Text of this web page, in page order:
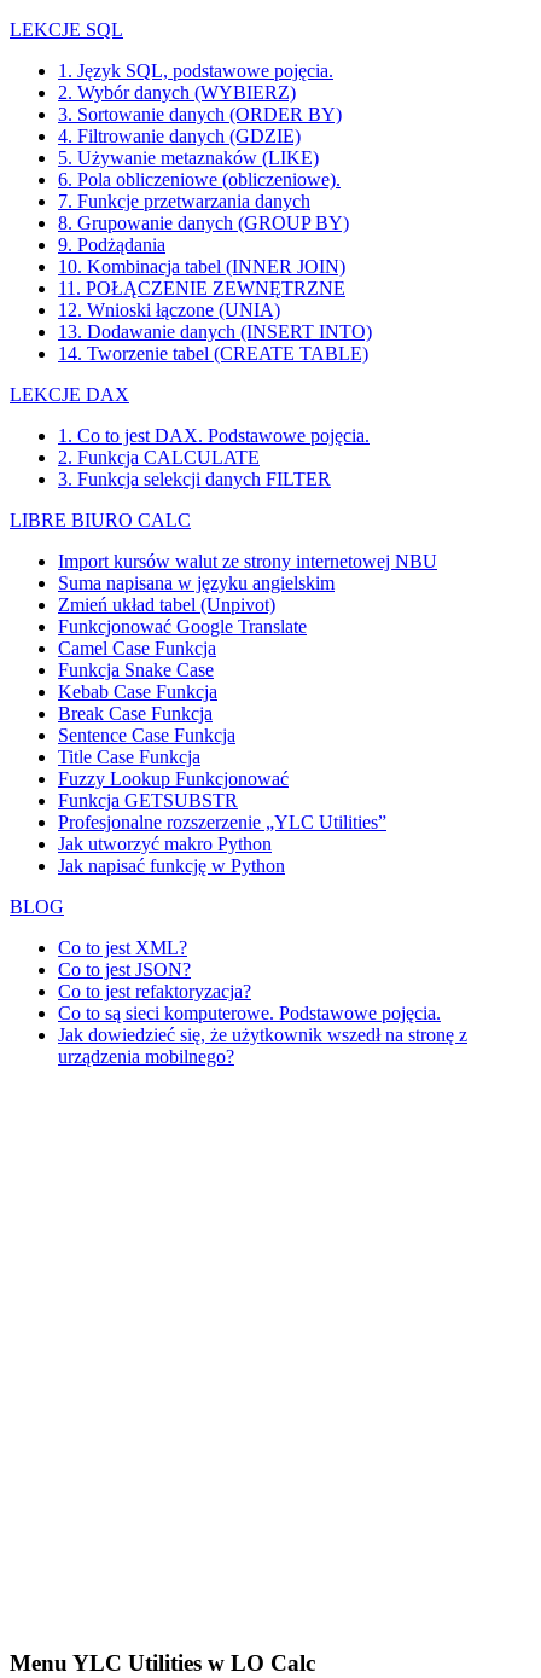
LEKCJE SQL
1. Język SQL, podstawowe pojęcia.
2. Wybór danych (WYBIERZ)
3. Sortowanie danych (ORDER BY)
4. Filtrowanie danych (GDZIE)
5. Używanie metaznaków (LIKE)
6. Pola obliczeniowe (obliczeniowe).
7. Funkcje przetwarzania danych
8. Grupowanie danych (GROUP BY)
9. Podżądania
10. Kombinacja tabel (INNER JOIN)
11. POŁĄCZENIE ZEWNĘTRZNE
12. Wnioski łączone (UNIA)
13. Dodawanie danych (INSERT INTO)
14. Tworzenie tabel (CREATE TABLE)
LEKCJE DAX
1. Co to jest DAX. Podstawowe pojęcia.
2. Funkcja CALCULATE
3. Funkcja selekcji danych FILTER
LIBRE BIURO CALC
Import kursów walut ze strony internetowej NBU
Suma napisana w języku angielskim
Zmień układ tabel (Unpivot)
Funkcjonować Google Translate
Camel Case Funkcja
Funkcja Snake Case
Kebab Case Funkcja
Break Case Funkcja
Sentence Case Funkcja
Title Case Funkcja
Fuzzy Lookup Funkcjonować
Funkcja GETSUBSTR
Profesjonalne rozszerzenie „YLC Utilities”
Jak utworzyć makro Python
Jak napisać funkcję w Python
BLOG
Co to jest XML?
Co to jest JSON?
Co to jest refaktoryzacja?
Co to są sieci komputerowe. Podstawowe pojęcia.
Jak dowiedzieć się, że użytkownik wszedł na stronę z
urządzenia mobilnego?
Menu YLC Utilities w LO Calc